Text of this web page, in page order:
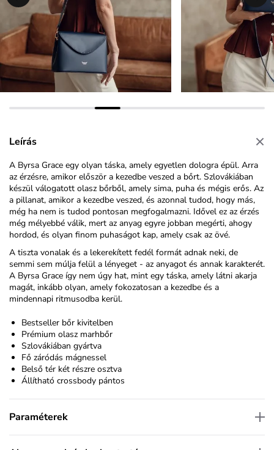
Leírás
A Byrsa Grace egy olyan táska, amely egyetlen dologra épül. Arra
az érzésre, amikor először a kezedbe veszed a bőrt. Szlovákiában
készül válogatott olasz bőrből, amely sima, puha és mégis erős. Az
a pillanat, amikor a kezedbe veszed, és azonnal tudod, hogy más,
még ha nem is tudod pontosan megfogalmazni. Idővel ez az érzés
még mélyebbé válik, mert az anyag egyre jobban megérti, ahogy
hordod, és olyan finom puhaságot kap, amely csak az övé.
A tiszta vonalak és a lekerekített fedél formát adnak neki, de
semmi sem múlja felül a lényeget - az anyagot és annak karakterét.
A Byrsa Grace így nem úgy hat, mint egy táska, amely látni akarja
magát, inkább olyan, amely fokozatosan a kezedbe és a
mindennapi ritmusodba kerül.
Bestseller bőr kivitelben
Prémium olasz marhbőr
Szlovákiában gyártva
Fő záródás mágnessel
Belső tér két részre osztva
Állítható crossbody pántos
Paraméterek